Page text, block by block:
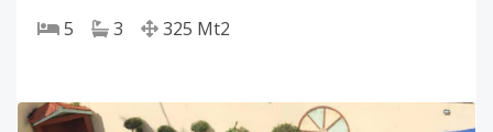
5 3 325 Mt2